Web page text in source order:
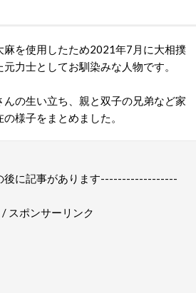
麻を使用したため2021年7月に大相撲
力士としてお馴染みな人物です。
んの生い立ち、親と双子の兄弟など家
様子をまとめました。
に記事があります------------------
/ スポンサーリンク